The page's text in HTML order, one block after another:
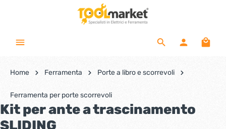
Home Ferramenta Porte a libro e scorrevoli
Ferramenta per porte scorrevoli
Kit per ante a trascinamento
SLIDING